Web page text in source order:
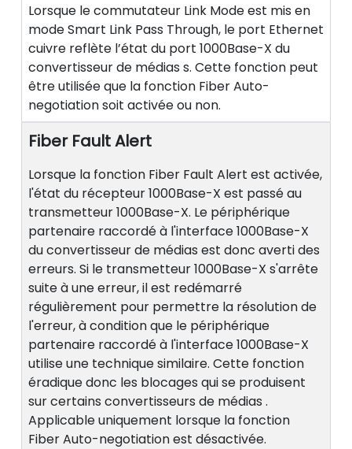
Lorsque le commutateur Link Mode est mis en
mode Smart Link Pass Through, le port Ethernet
cuivre reflète l’état du port 1000Base-X du
convertisseur de médias s. Cette fonction peut
être utilisée que la fonction Fiber Auto-
negotiation soit activée ou non.
Fiber Fault Alert
Lorsque la fonction Fiber Fault Alert est activée,
l'état du récepteur 1000Base-X est passé au
transmetteur 1000Base-X. Le périphérique
partenaire raccordé à l'interface 1000Base-X
du convertisseur de médias est donc averti des
erreurs. Si le transmetteur 1000Base-X s'arrête
suite à une erreur, il est redémarré
régulièrement pour permettre la résolution de
l'erreur, à condition que le périphérique
partenaire raccordé à l'interface 1000Base-X
utilise une technique similaire. Cette fonction
éradique donc les blocages qui se produisent
sur certains convertisseurs de médias .
Applicable uniquement lorsque la fonction
Fiber Auto-negotiation est désactivée.